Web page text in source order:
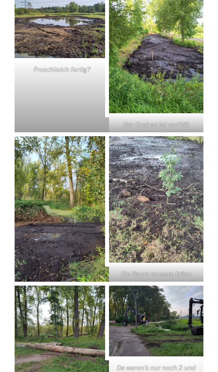
Froschteich fertig?
Der Graben ist verfüllt
Ein Baum musste fallen
Da waren’s nur noch 2 und